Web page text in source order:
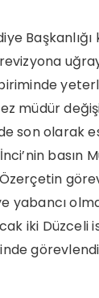
müdür
son olarak
basın
yabancı
iki Düzceli